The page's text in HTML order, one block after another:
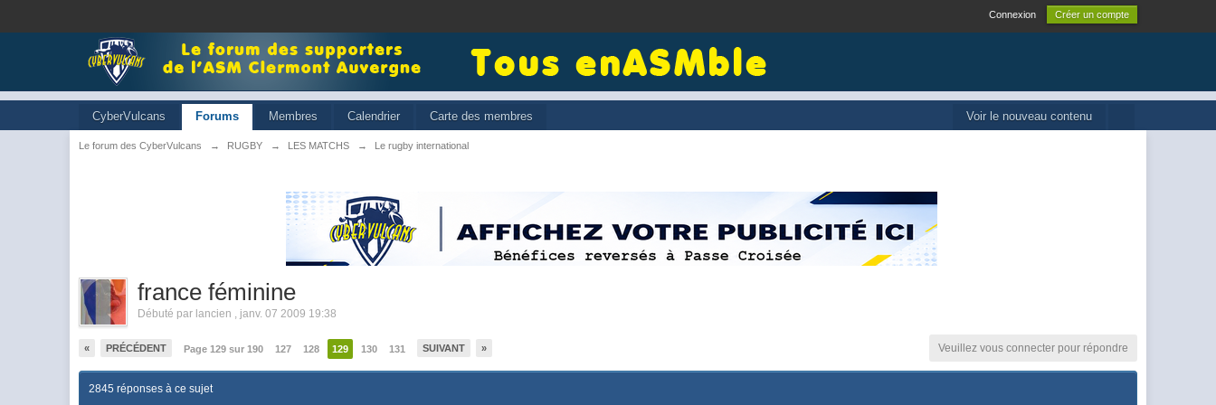
Connexion Créer un compte
Voir le nouveau contenu
CyberVulcans Forums Membres Calendrier Carte des membres
Le forum des CyberVulcans → RUGBY → LES MATCHS → Le rugby international
france féminine
Débuté par lancien , janv. 07 2009 19:38
« PRÉCÉDENT Page 129 sur 190 127 128 129 130 131 SUIVANT » Veuillez vous connecter pour répondre
2845 réponses à ce sujet